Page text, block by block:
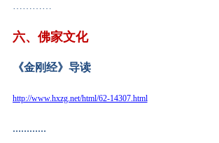
…………
六、佛家文化
《金刚经》导读
http://www.hxzg.net/html/62-14307.html
…………